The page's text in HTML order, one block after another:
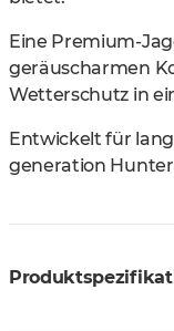
Eine Premium-
geräuscharmen
Wetterschutz in
Entwickelt für
generation